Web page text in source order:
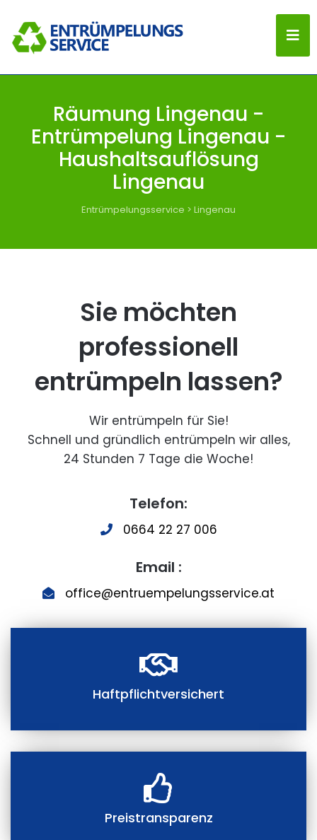
Räumung Lingenau -
Entrümpelung Lingenau -
Haushaltsauflösung
Lingenau
Entrümpelungsservice > Lingenau
Sie möchten
professionell
entrümpeln lassen?
Wir entrümpeln für Sie!
Schnell und gründlich entrümpeln wir alles,
24 Stunden 7 Tage die Woche!
Telefon:
0664 22 27 006
Email :
office@entruempelungsservice.at
Haftpflichtversichert
Preistransparenz